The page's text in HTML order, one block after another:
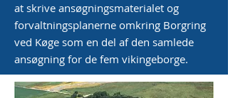
at skrive ansøgningsmaterialet og
forvaltningsplanerne omkring Borgring
ved Køge som en del af den samlede
ansøgning for de fem vikingeborge.